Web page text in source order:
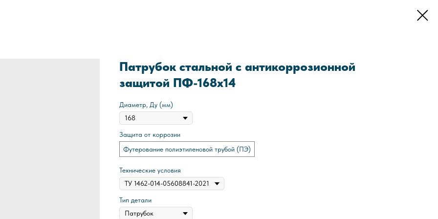
Патрубок стальной с антикоррозионной
защитой ПФ-168x14
Диаметр, Ду (мм)
Защита от коррозии
Футерование полиэтиленовой трубой (ПЭ)
Технические условия
Тип детали